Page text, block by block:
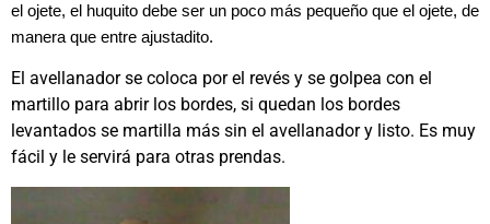
el ojete, el huquito debe ser un poco más pequeño que el ojete, de
manera que entre ajustadito.
El avellanador se coloca por el revés y se golpea con el
martillo para abrir los bordes, si quedan los bordes
levantados se martilla más sin el avellanador y listo. Es muy
fácil y le servirá para otras prendas.